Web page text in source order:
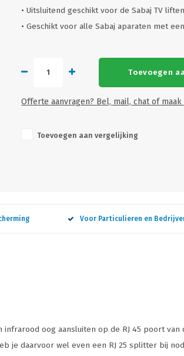
• Uitsluitend geschikt voor de Sabaj TV liften
• Geschikt voor alle Sabaj aparaten met
Toevoegen
Offerte aanvragen? Bel, mail, chat of
Toevoegen aan vergelijking
Voor Particulieren en
oog aansluiten op de RJ 45 poort
je daarvoor wel even een RJ 25 splitter bij